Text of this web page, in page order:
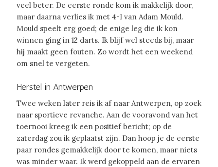
veel beter. De eerste ronde kom ik makkelijk door,
maar daarna verlies ik met 4-1 van Adam Mould.
Mould speelt erg goed; de enige leg die ik kon
winnen ging in 12 darts. Ik blijf wel steeds bij, maar
hij maakt geen fouten. Zo wordt het een weekend
om snel te vergeten.
Herstel in Antwerpen
Twee weken later reis ik af naar Antwerpen, op zoek
naar sportieve revanche. Aan de vooravond van het
toernooi kreeg ik een positief bericht; op de
zaterdag zou ik geplaatst zijn. Dan hoop je de eerste
paar rondes gemakkelijk door te komen, maar niets
was minder waar. Ik werd gekoppeld aan de ervaren